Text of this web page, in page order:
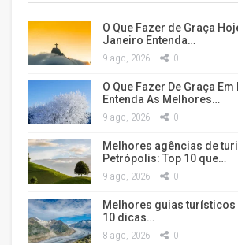
O Que Fazer de Graça
Janeiro Entenda…
9 ago, 2026 0
O Que Fazer De Graça
Entenda As Melhores…
9 ago, 2026 0
Melhores agências de
Petrópolis: Top 10 que…
9 ago, 2026 0
Melhores guias
10 dicas…
8 ago, 2026 0